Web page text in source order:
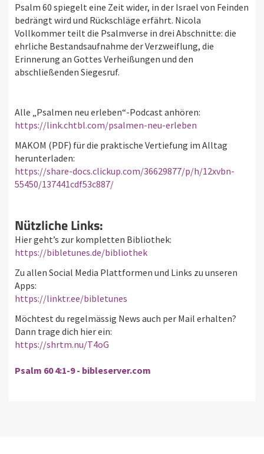
Psalm 60 spiegelt eine Zeit wider, in der Israel von Feinden
bedrängt wird und Rückschläge erfährt. Nicola
Vollkommer teilt die Psalmverse in drei Abschnitte: die
ehrliche Bestandsaufnahme der Verzweiflung, die
Erinnerung an Gottes Verheißungen und den
abschließenden Siegesruf.
Alle „Psalmen neu erleben“-Podcast anhören:
https://link.chtbl.com/psalmen-neu-erleben
MAKOM (PDF) für die praktische Vertiefung im Alltag
herunterladen:
https://share-docs.clickup.com/36629877/p/h/12xvbn-
55450/137441cdf53c887/
Nützliche Links:
Hier geht’s zur kompletten Bibliothek:
https://bibletunes.de/bibliothek
Zu allen Social Media Plattformen und Links zu unseren
Apps:
https://linktr.ee/bibletunes
Möchtest du regelmässig News auch per Mail erhalten?
Dann trage dich hier ein:
https://shrtm.nu/T4oG
Psalm 60 4:1-9 - bibleserver.com